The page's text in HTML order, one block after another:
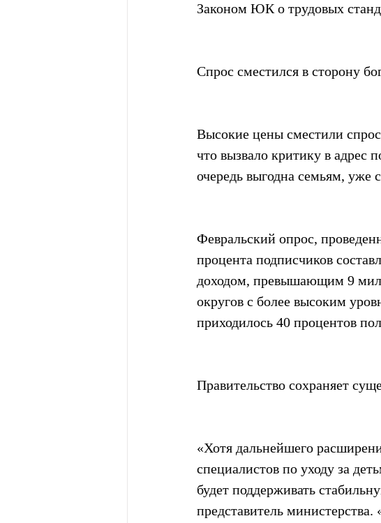
Законом ЮК о трудовых
Спрос сместился в сторону
Высокие цены сместили
что вызвало критику в адрес
очередь выгодна семьям, уже
Февральский опрос,
процента подписчиков
доходом, превышающим 9
округов с более высоким
приходилось 40 процентов
Правительство сохраняет
«Хотя дальнейшего
специалистов по уходу за
будет поддерживать
представитель